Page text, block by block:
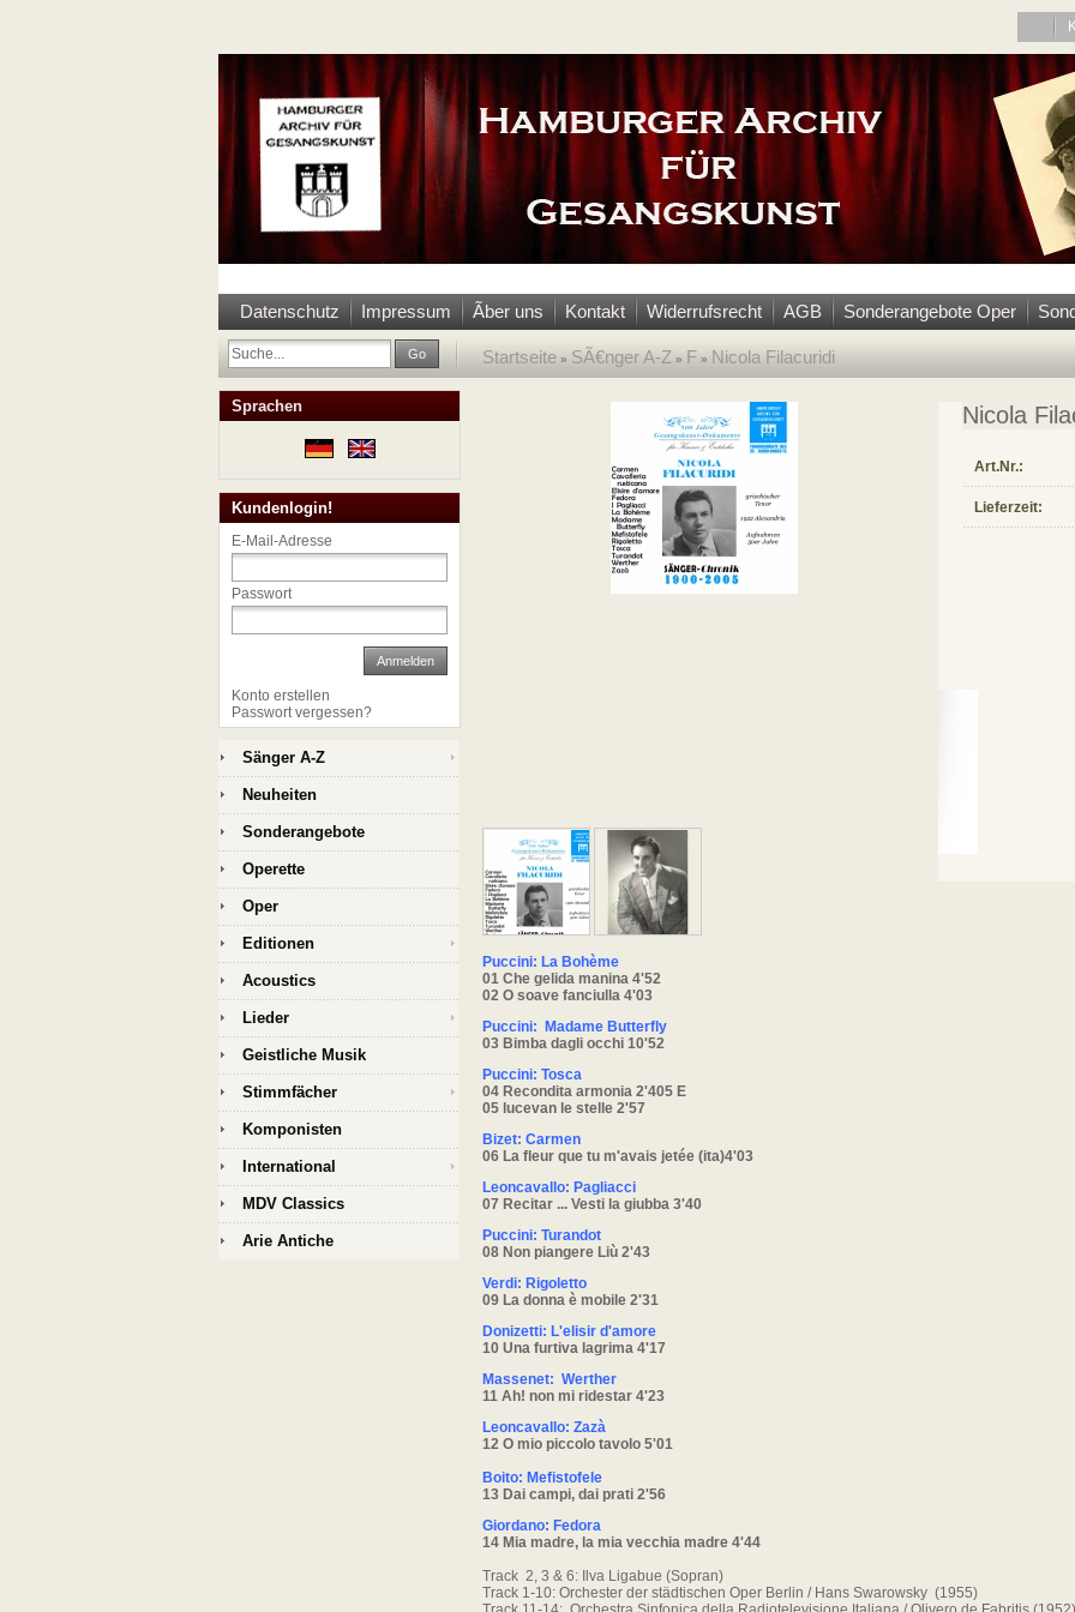
Datenschutz Impressum Ãber uns Kontakt Widerrufsrecht AGB Sonderangebote Oper
Go Startseite » SÃ€nger A-Z » F » Nicola Filacuridi
Nicola
Art.Nr.:
Lieferzeit:
Puccini: La Bohème
01 Che gelida manina 4'52
02 O soave fanciulla 4'03
Puccini: Madame Butterfly
03 Bimba dagli occhi 10'52
Puccini: Tosca
04 Recondita armonia 2'405 E
05 lucevan le stelle 2'57
Bizet: Carmen
06 La fleur que tu m'avais jetée (ita)4'03
Leoncavallo: Pagliacci
07 Recitar ... Vesti la giubba 3'40
Puccini: Turandot
08 Non piangere Liù 2'43
Verdi: Rigoletto
09 La donna è mobile 2'31
Donizetti: L'elisir d'amore
10 Una furtiva lagrima 4'17
Massenet: Werther
11 Ah! non mi ridestar 4'23
Leoncavallo: Zazà
12 O mio piccolo tavolo 5'01
Boito: Mefistofele
13 Dai campi, dai prati 2'56
Giordano: Fedora
14 Mia madre, la mia vecchia madre 4'44
Track 2, 3 & 6: Ilva Ligabue (Sopran)
Track 1-10: Orchester der städtischen Oper Berlin / Hans Swarowsky (1955)
Sprachen
Kundenlogin!
E-Mail-Adresse
Passwort
Anmelden
Konto erstellen
Passwort vergessen?
Sänger A-Z
Neuheiten
Sonderangebote
Operette
Oper
Editionen
Acoustics
Lieder
Geistliche Musik
Stimmfächer
Komponisten
International
MDV Classics
Arie Antiche